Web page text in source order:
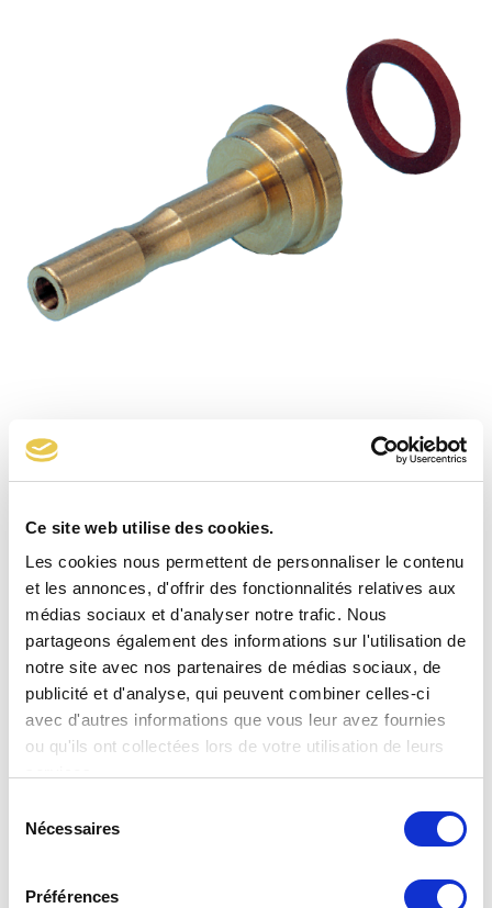
Ce site web utilise des cookies.
Les cookies nous permettent de personnaliser le contenu
et les annonces, d'offrir des fonctionnalités relatives aux
médias sociaux et d'analyser notre trafic. Nous
partageons également des informations sur l'utilisation de
notre site avec nos partenaires de médias sociaux, de
publicité et d'analyse, qui peuvent combiner celles-ci
avec d'autres informations que vous leur avez fournies
ou qu'ils ont collectées lors de votre utilisation de leurs
Nécessaires
Préférences
Tétine type P59 à braser sur cuivre raccord 12